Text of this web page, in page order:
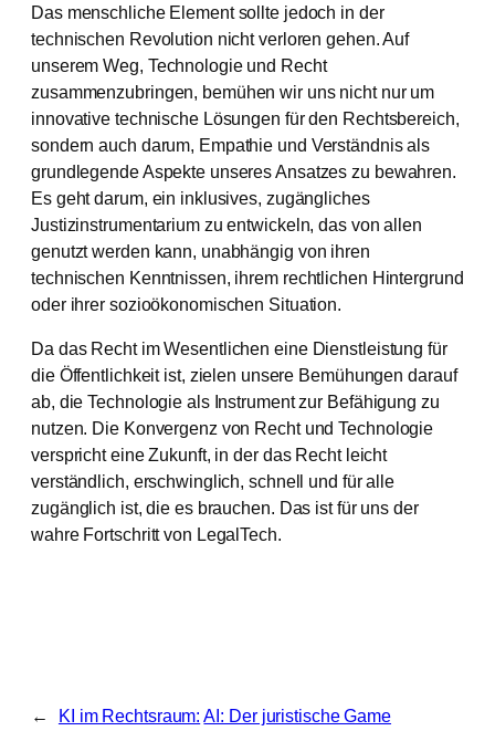
Das menschliche Element sollte jedoch in der
technischen Revolution nicht verloren gehen. Auf
unserem Weg, Technologie und Recht
zusammenzubringen, bemühen wir uns nicht nur um
innovative technische Lösungen für den Rechtsbereich,
sondern auch darum, Empathie und Verständnis als
grundlegende Aspekte unseres Ansatzes zu bewahren.
Es geht darum, ein inklusives, zugängliches
Justizinstrumentarium zu entwickeln, das von allen
genutzt werden kann, unabhängig von ihren
technischen Kenntnissen, ihrem rechtlichen Hintergrund
oder ihrer sozioökonomischen Situation.
Da das Recht im Wesentlichen eine Dienstleistung für
die Öffentlichkeit ist, zielen unsere Bemühungen darauf
ab, die Technologie als Instrument zur Befähigung zu
nutzen. Die Konvergenz von Recht und Technologie
verspricht eine Zukunft, in der das Recht leicht
verständlich, erschwinglich, schnell und für alle
zugänglich ist, die es brauchen. Das ist für uns der
wahre Fortschritt von LegalTech.
←
KI im Rechtsraum: AI: Der juristische Game